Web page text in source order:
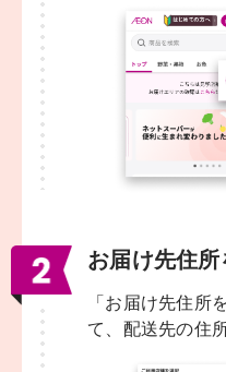
お届け先住
「お届け先住所
て、配送先の住